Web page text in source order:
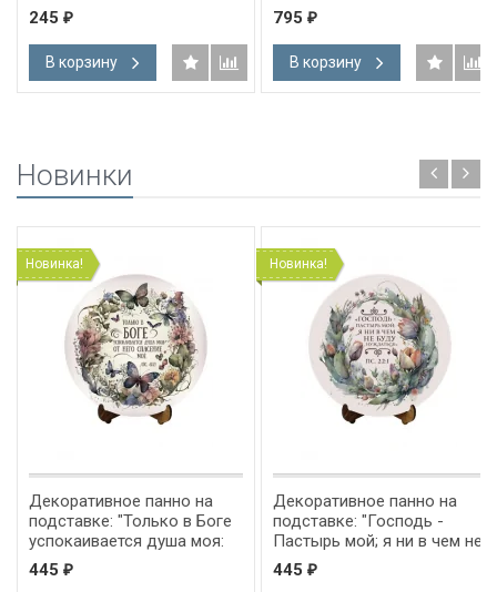
245 ₽
В корзину
795 ₽
В корзину
Новинки
Новинка!
Декоративное панно на
подставке: "Только в Боге
успокаивается душа моя:
от Него спасение мое" Пс
61:2
445 ₽
Новинка!
Декоративное панно на
подставке: "Господь -
Пастырь мой; я ни в чем не
буду нуждаться" Пс 22:1
445 ₽